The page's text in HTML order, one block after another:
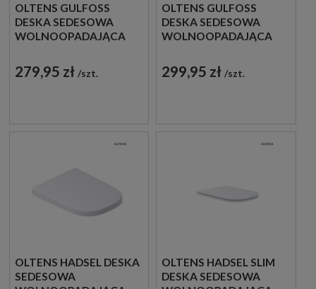
OLTENS GULFOSS
DESKA SEDESOWA
WOLNOOPADAJĄCA
279,95 zł szt.
OLTENS GULFOSS
DESKA SEDESOWA
WOLNOOPADAJĄCA
KOLORZE 45106000
299,95 zł szt.
OLTENS HADSEL DESKA
SEDESOWA
OLTENS HADSEL SLIM
DESKA SEDESOWA